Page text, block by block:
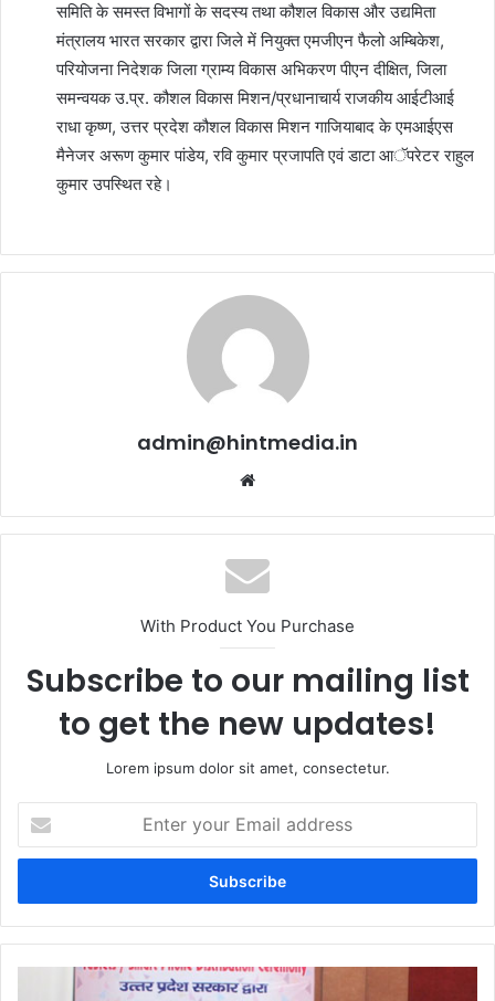
समिति के समस्त विभागों के सदस्य तथा कौशल विकास और उद्यमिता
मंत्रालय भारत सरकार द्वारा जिले में नियुक्त एमजीएन फैलो अम्बिकेश,
परियोजना निदेशक जिला ग्राम्य विकास अभिकरण पीएन दीक्षित, जिला
समन्वयक उ.प्र. कौशल विकास मिशन/प्रधानाचार्य राजकीय आईटीआई
राधा कृष्ण, उत्तर प्रदेश कौशल विकास मिशन गाजियाबाद के एमआईएस
मैनेजर अरूण कुमार पांडेय, रवि कुमार प्रजापति एवं डाटा आॅपरेटर राहुल
कुमार उपस्थित रहे।
admin@hintmedia.in
With Product You Purchase
Subscribe to our mailing list
to get the new updates!
Lorem ipsum dolor sit amet, consectetur.
your
Email